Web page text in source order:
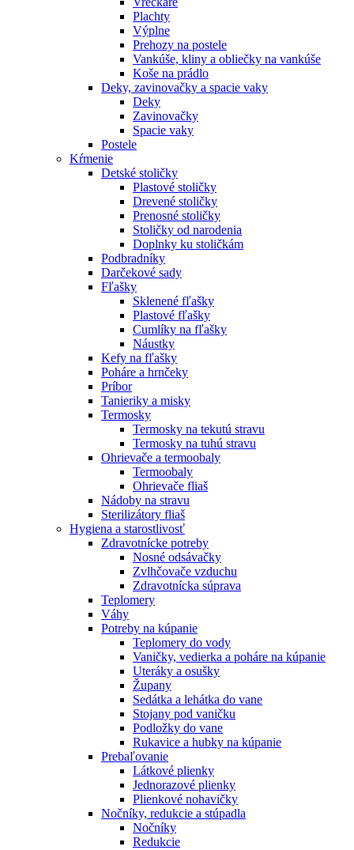
Plachty
Výplne
Prehozy na postele
Vankúše, kliny a obliečky na vankúše
Koše na prádlo
Deky, zavinovačky a spacie vaky
Deky
Zavinovačky
Spacie vaky
Postele
Kŕmenie
Detské stoličky
Plastové stoličky
Drevené stoličky
Prenosné stoličky
Stoličky od narodenia
Doplnky ku stoličkám
Podbradníky
Darčekové sady
Fľašky
Sklenené fľašky
Plastové fľašky
Cumlíky na fľašky
Náustky
Kefy na fľašky
Poháre a hrnčeky
Príbor
Tanieriky a misky
Termosky
Termosky na tekutú stravu
Termosky na tuhú stravu
Ohrievače a termoobaly
Termoobaly
Ohrievače fliaš
Nádoby na stravu
Sterilizátory fliaš
Hygiena a starostlivosť
Zdravotnícke potreby
Nosné odsávačky
Zvlhčovače vzduchu
Zdravotnícka súprava
Teplomery
Váhy
Potreby na kúpanie
Teplomery do vody
Vaničky, vedierka a poháre na kúpanie
Uteráky a osušky
Župany
Sedátka a lehátka do vane
Stojany pod vaničku
Podložky do vane
Rukavice a hubky na kúpanie
Prebaľovanie
Látkové plienky
Jednorazové plienky
Plienkové nohavičky
Nočníky, redukcie a stúpadla
Nočníky
Redukcie